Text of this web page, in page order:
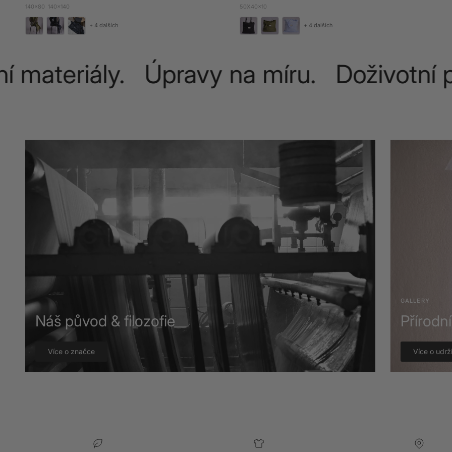
140x80 140x140
+ 4 dalších
50X40x10
+ 4 dalších
Úpravy na míru. Doživotní
Náš původ & filozofie
Více o značce
GALLERY
Více o